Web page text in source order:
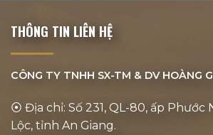
THÔNG TIN LIÊN HỆ
CÔNG TY TNHH SX-TM & DV HOÀNG
⦿ Địa chỉ: Số 231, QL-80, ấp Phước
Lộc, tỉnh An Giang.